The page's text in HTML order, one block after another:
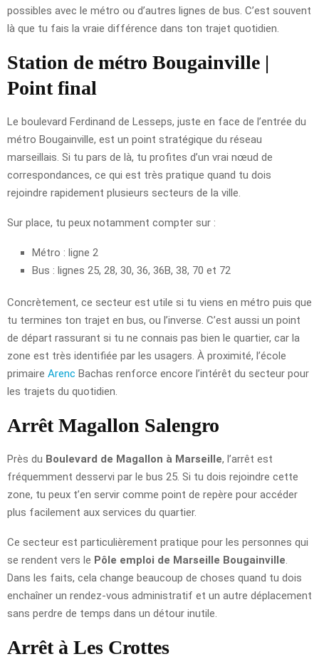
possibles avec le métro ou d’autres lignes de bus. C’est souvent
là que tu fais la vraie différence dans ton trajet quotidien.
Station de métro Bougainville |
Point final
Le boulevard Ferdinand de Lesseps, juste en face de l’entrée du
métro Bougainville, est un point stratégique du réseau
marseillais. Si tu pars de là, tu profites d’un vrai nœud de
correspondances, ce qui est très pratique quand tu dois
rejoindre rapidement plusieurs secteurs de la ville.
Sur place, tu peux notamment compter sur :
Métro : ligne 2
Bus : lignes 25, 28, 30, 36, 36B, 38, 70 et 72
Concrètement, ce secteur est utile si tu viens en métro puis que
tu termines ton trajet en bus, ou l’inverse. C’est aussi un point
de départ rassurant si tu ne connais pas bien le quartier, car la
zone est très identifiée par les usagers. À proximité, l’école
primaire Arenc Bachas renforce encore l’intérêt du secteur pour
les trajets du quotidien.
Arrêt Magallon Salengro
Près du Boulevard de Magallon à Marseille, l’arrêt est
fréquemment desservi par le bus 25. Si tu dois rejoindre cette
zone, tu peux t’en servir comme point de repère pour accéder
plus facilement aux services du quartier.
Ce secteur est particulièrement pratique pour les personnes qui
se rendent vers le Pôle emploi de Marseille Bougainville
Dans les faits, cela change beaucoup de choses quand tu dois
enchaîner un rendez-vous administratif et un autre déplacement
sans perdre de temps dans un détour inutile.
Arrêt à Les Crottes